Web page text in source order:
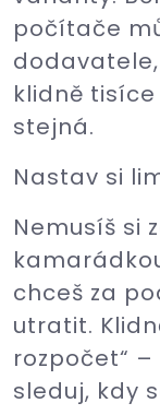
počítače
klidně
stejná.
Nastav si
Nemusíš si
chceš za
utratit.
rozpočet“ –
sleduj, kdy